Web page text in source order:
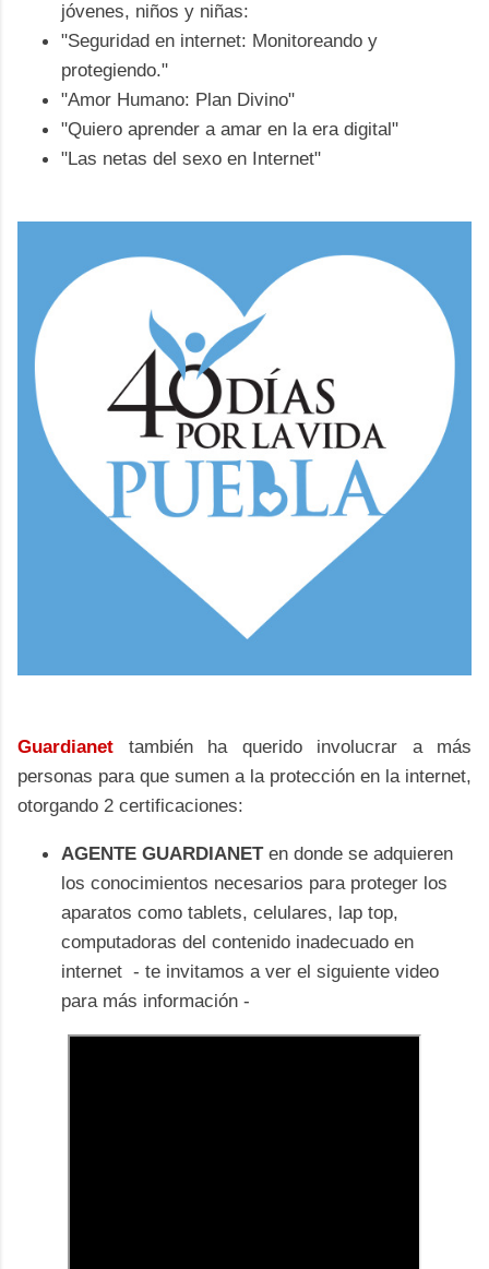
jóvenes, niños y niñas:
"Seguridad en internet: Monitoreando y
protegiendo."
"Amor Humano: Plan Divino"
"Quiero aprender a amar en la era digital"
"Las netas del sexo en Internet"
Guardianet también ha querido involucrar a más
personas para que sumen a la protección en la internet,
otorgando 2 certificaciones:
AGENTE GUARDIANETen donde se adquieren
los conocimientos necesarios para proteger los
aparatos como tablets, celulares, lap top,
computadoras del contenido inadecuado en
internet - te invitamos a ver el siguiente video
para más información -